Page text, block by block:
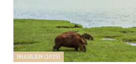
BRASILIEN (2025)